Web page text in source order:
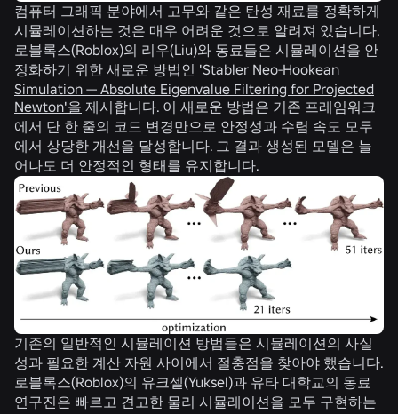
컴퓨터 그래픽 분야에서 고무와 같은 탄성 재료를 정확하게
시뮬레이션하는 것은 매우 어려운 것으로 알려져 있습니다.
로블록스(Roblox)의 리우(Liu)와 동료들은 시뮬레이션을 안
정화하기 위한 새로운 방법인 'Stabler Neo-Hookean
Simulation — Absolute Eigenvalue Filtering for Projected
Newton'을 제시합니다. 이 새로운 방법은 기존 프레임워크
에서 단 한 줄의 코드 변경만으로 안정성과 수렴 속도 모두
에서 상당한 개선을 달성합니다. 그 결과 생성된 모델은 늘
어나도 더 안정적인 형태를 유지합니다.
기존의 일반적인 시뮬레이션 방법들은 시뮬레이션의 사실
성과 필요한 계산 자원 사이에서 절충점을 찾아야 했습니다.
로블록스(Roblox)의 유크셀(Yuksel)과 유타 대학교의 동료
연구진은 빠르고 견고한 물리 시뮬레이션을 모두 구현하는